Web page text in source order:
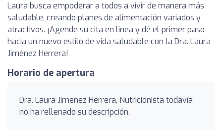
Laura busca empoderar a todos a vivir de manera más
saludable, creando planes de alimentación variados y
atractivos. ¡Agende su cita en línea y dé el primer paso
hacia un nuevo estilo de vida saludable con la Dra. Laura
Jiménez Herrera!
Horario de apertura
Dra. Laura Jimenez Herrera, Nutricionista todavía
no ha rellenado su descripción.